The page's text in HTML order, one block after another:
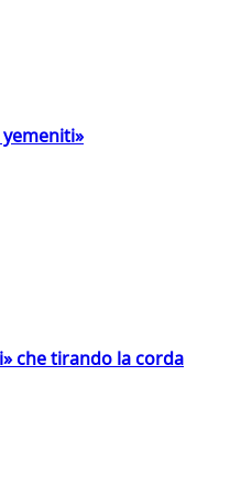
yemeniti»
che tirando la corda